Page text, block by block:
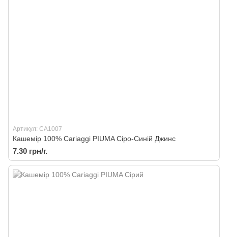
Артикул: CA1007
Кашемір 100% Cariaggi PIUMA Сіро-Синій Джинс
7.30 грн/г.